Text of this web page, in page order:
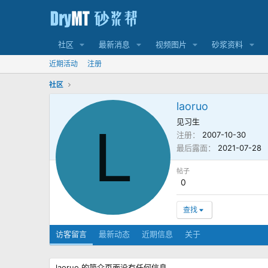
社区 最新消息 视频图片 砂浆资料
近期活动 注册
社区
L
laoruo
见习生
注册
2007-10-30
最后露面
2021-07-28
帖子
0
查找
访客留言 最新动态 近期信息 关于